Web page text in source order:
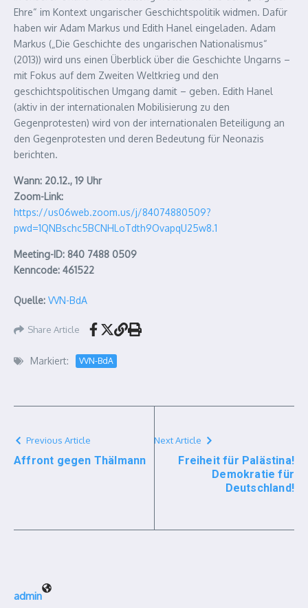
Ehre“ im Kontext ungarischer Geschichtspolitik widmen. Dafür
haben wir Adam Markus und Edith Hanel eingeladen. Adam
Markus („Die Geschichte des ungarischen Nationalismus“
(2013)) wird uns einen Überblick über die Geschichte Ungarns –
mit Fokus auf dem Zweiten Weltkrieg und den
geschichtspolitischen Umgang damit – geben. Edith Hanel
(aktiv in der internationalen Mobilisierung zu den
Gegenprotesten) wird von der internationalen Beteiligung an
den Gegenprotesten und deren Bedeutung für Neonazis
berichten.
Wann: 20.12., 19 Uhr
Zoom-Link:
https://us06web.zoom.us/j/84074880509?
pwd=1QNBschc5BCNHLoTdth9OvapqU25w8.1
Meeting-ID: 840 7488 0509
Kenncode: 461522
Quelle: VVN-BdA
Share Article
Markiert: VVN-BdA
Previous Article
Affront gegen Thälmann
Next Article
Freiheit für Palästina!
Demokratie für
Deutschland!
admin